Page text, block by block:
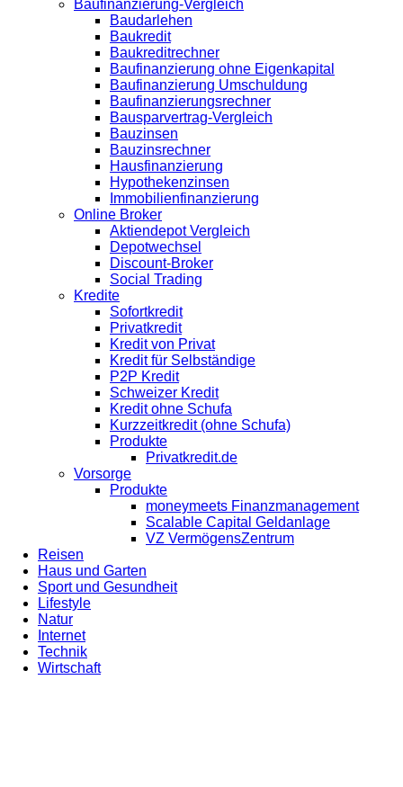
Baufinanzierung-Vergleich
Baudarlehen
Baukredit
Baukreditrechner
Baufinanzierung ohne Eigenkapital
Baufinanzierung Umschuldung
Baufinanzierungsrechner
Bausparvertrag-Vergleich
Bauzinsen
Bauzinsrechner
Hausfinanzierung
Hypothekenzinsen
Immobilienfinanzierung
Online Broker
Aktiendepot Vergleich
Depotwechsel
Discount-Broker
Social Trading
Kredite
Sofortkredit
Privatkredit
Kredit von Privat
Kredit für Selbständige
P2P Kredit
Schweizer Kredit
Kredit ohne Schufa
Kurzzeitkredit (ohne Schufa)
Produkte
Privatkredit.de
Vorsorge
Produkte
moneymeets Finanzmanagement
Scalable Capital Geldanlage
VZ VermögensZentrum
Reisen
Haus und Garten
Sport und Gesundheit
Lifestyle
Natur
Internet
Technik
Wirtschaft